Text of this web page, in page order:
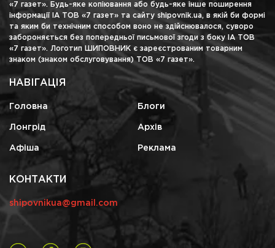
«7 газет». Будь-яке копіювання або будь-яке інше поширення
інформації ІА ТОВ «7 газет» та сайту shipovnik.ua, в якій би формі
та яким би технічним способом воно не здійснювалося, суворо
забороняється без попередньої письмової згоди з боку ІА ТОВ
«7 газет». Логотип ШИПОВНИК є зареєстрованим товарним
знаком (знаком обслуговування) ТОВ «7 газет».
НАВІГАЦІЯ
Головна Блоги
Лонгрід Архів
Афіша Реклама
КОНТАКТИ
shipovnikua@gmail.com